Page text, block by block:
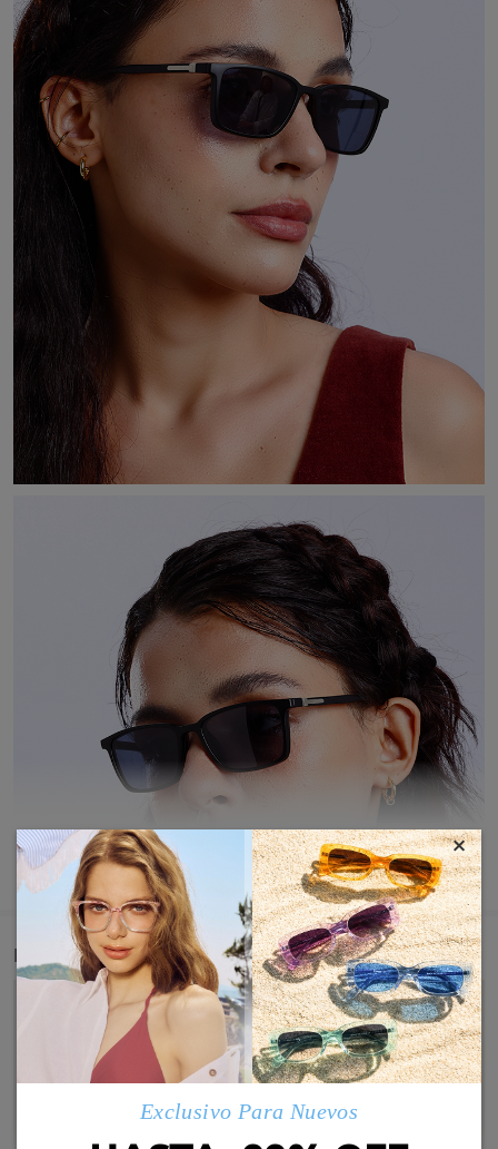
MOSTRAR MÁS
Detail
×
Exclusivo Para Nuevos